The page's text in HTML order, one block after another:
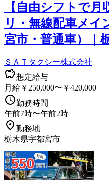
【自由シフトで
リ・無線配車メイ
宮市・普通車）｜
ＳＡＴタクシー株式会社
想定給与
月給￥250,000〜￥420,000
勤務時間
午前7時〜午前2時
勤務地
栃木県宇都宮市